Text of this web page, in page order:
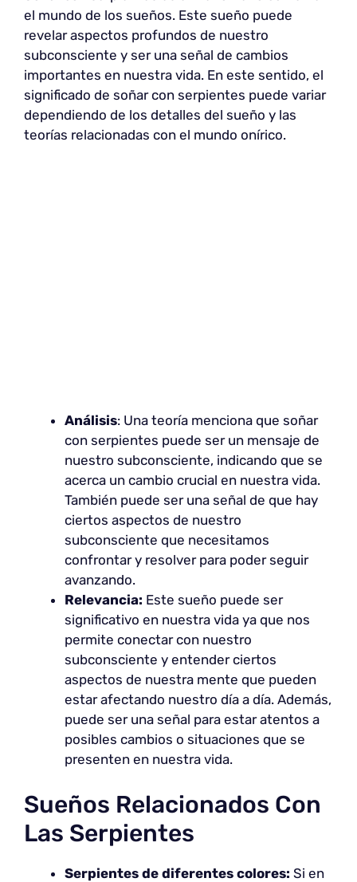
el mundo de los sueños. Este sueño puede
revelar aspectos profundos de nuestro
subconsciente y ser una señal de cambios
importantes en nuestra vida. En este sentido, el
significado de soñar con serpientes puede variar
dependiendo de los detalles del sueño y las
teorías relacionadas con el mundo onírico.
Análisis: Una teoría menciona que soñar
con serpientes puede ser un mensaje de
nuestro subconsciente, indicando que se
acerca un cambio crucial en nuestra vida.
También puede ser una señal de que hay
ciertos aspectos de nuestro
subconsciente que necesitamos
confrontar y resolver para poder seguir
avanzando.
Relevancia: Este sueño puede ser
significativo en nuestra vida ya que nos
permite conectar con nuestro
subconsciente y entender ciertos
aspectos de nuestra mente que pueden
estar afectando nuestro día a día. Además,
puede ser una señal para estar atentos a
posibles cambios o situaciones que se
presenten en nuestra vida.
Sueños Relacionados Con
Las Serpientes
Serpientes de diferentes colores: Si en